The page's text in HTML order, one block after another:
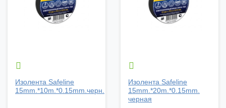

Изолента Safeline
15mm.*10m.*0.15mm.черн.

Изолента Safeline
15mm.*20m.*0.15mm.
черная